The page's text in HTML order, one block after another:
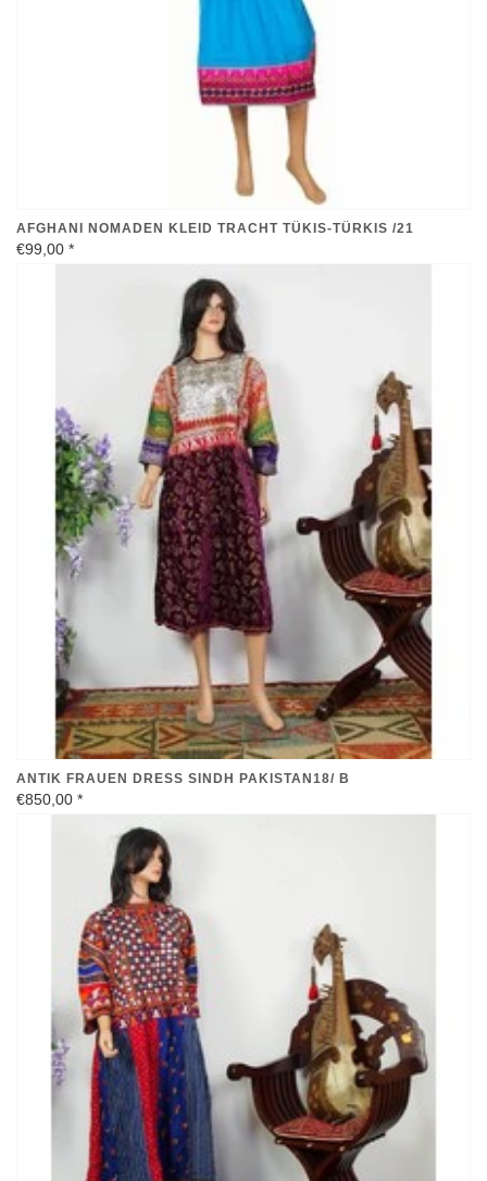
AFGHANI NOMADEN KLEID TRACHT TÜKIS-TÜRKIS /21
€99,00*
ANTIK FRAUEN DRESS SINDH PAKISTAN18/ B
€850,00*